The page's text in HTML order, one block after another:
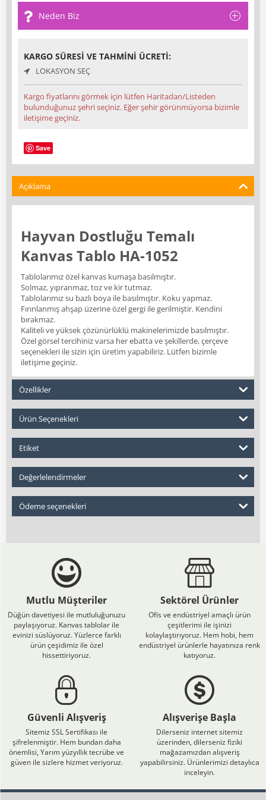
Neden Biz
KARGO SÜRESI VE TAHMINI ÜCRETI:
LOKASYON SEÇ
Kargo fiyatlarını görmek için lütfen Haritadan/Listeden
bulunduğunuz şehri seçiniz. Eğer şehir görünmüyorsa bizimle
iletişime geçiniz.
Save
Açıklama
Hayvan Dostluğu Temalı
Kanvas Tablo HA-1052
Tablolarımız özel kanvas kumaşa basılmıştır.
Solmaz, yıpranmaz, toz ve kir tutmaz.
Tablolarımız su bazlı boya ile basılmıştır. Koku yapmaz.
Fırınlanmış ahşap üzerine özel gergi ile gerilmiştir. Kendini
bırakmaz.
Kaliteli ve yüksek çözünürlüklü makinelerimizde basılmıştır.
Özel görsel tercihiniz varsa her ebatta ve şekillerde, çerçeve
seçenekleri ile sizin için üretim yapabiliriz. Lütfen bizimle
iletişime geçiniz.
Özellikler
Ürün Seçenekleri
Etiket
Değerlelendirmeler
Ödeme seçenekleri
Mutlu Müşteriler
Düğün davetiyesi ile mutluluğunuzu
paylaşıyoruz. Kanvas tablolar ile
evinizi süslüyoruz. Yüzlerce farklı
ürün çeşidimiz ile özel
hissettiriyoruz.
Sektörel Ürünler
Ofis ve endüstriyel amaçlı ürün
çeşitlerimi ile işinizi
kolaylaştırıyoruz. Hem hobi, hem
endüstriyel ürünlerle hayatınıza renk
katıyoruz.
Güvenli Alışveriş
Sitemiz SSL Sertifikası ile
şifrelenmiştir. Hem bundan daha
önemlisi, Yarım yüzyıllık tecrübe ve
güven ile sizlere hizmet veriyoruz.
Alışverişe Başla
Dilerseniz internet sitemiz
üzerinden, dilerseniz fiziki
mağazamızdan alışveriş
yapabilirsiniz. Ürünlerimizi detaylıca
inceleyin.